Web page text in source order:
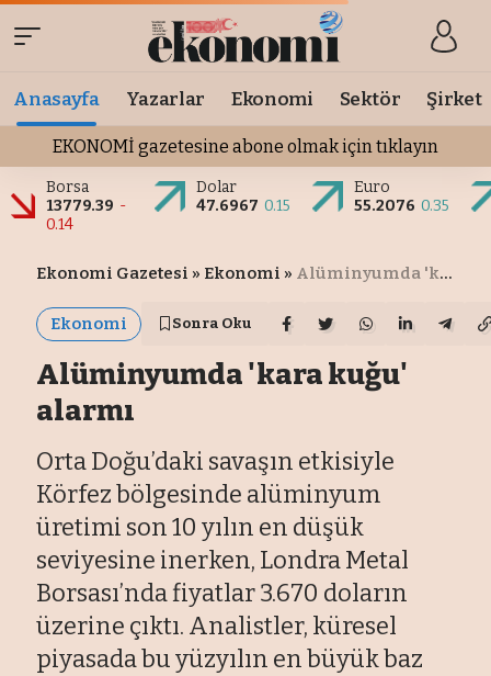
Anasayfa Yazarlar Ekonomi Sektör Şirket
EKONOMİ gazetesine abone olmak için tıklayın
Borsa
13779.39 -
0.14
Dolar
47.6967 0.15
Euro
55.2076 0.35
Ekonomi Gazetesi » Ekonomi » Alüminyumda 'kara kuğu' alarmı
Ekonomi Sonra Oku
Alüminyumda 'kara kuğu'
alarmı
Orta Doğu’daki savaşın etkisiyle
Körfez bölgesinde alüminyum
üretimi son 10 yılın en düşük
seviyesine inerken, Londra Metal
Borsası’nda fiyatlar 3.670 doların
üzerine çıktı. Analistler, küresel
piyasada bu yüzyılın en büyük baz